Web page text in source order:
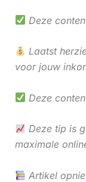
Deze
Laatst
voor jouw
Deze
Deze tip is
maximale
Artikel